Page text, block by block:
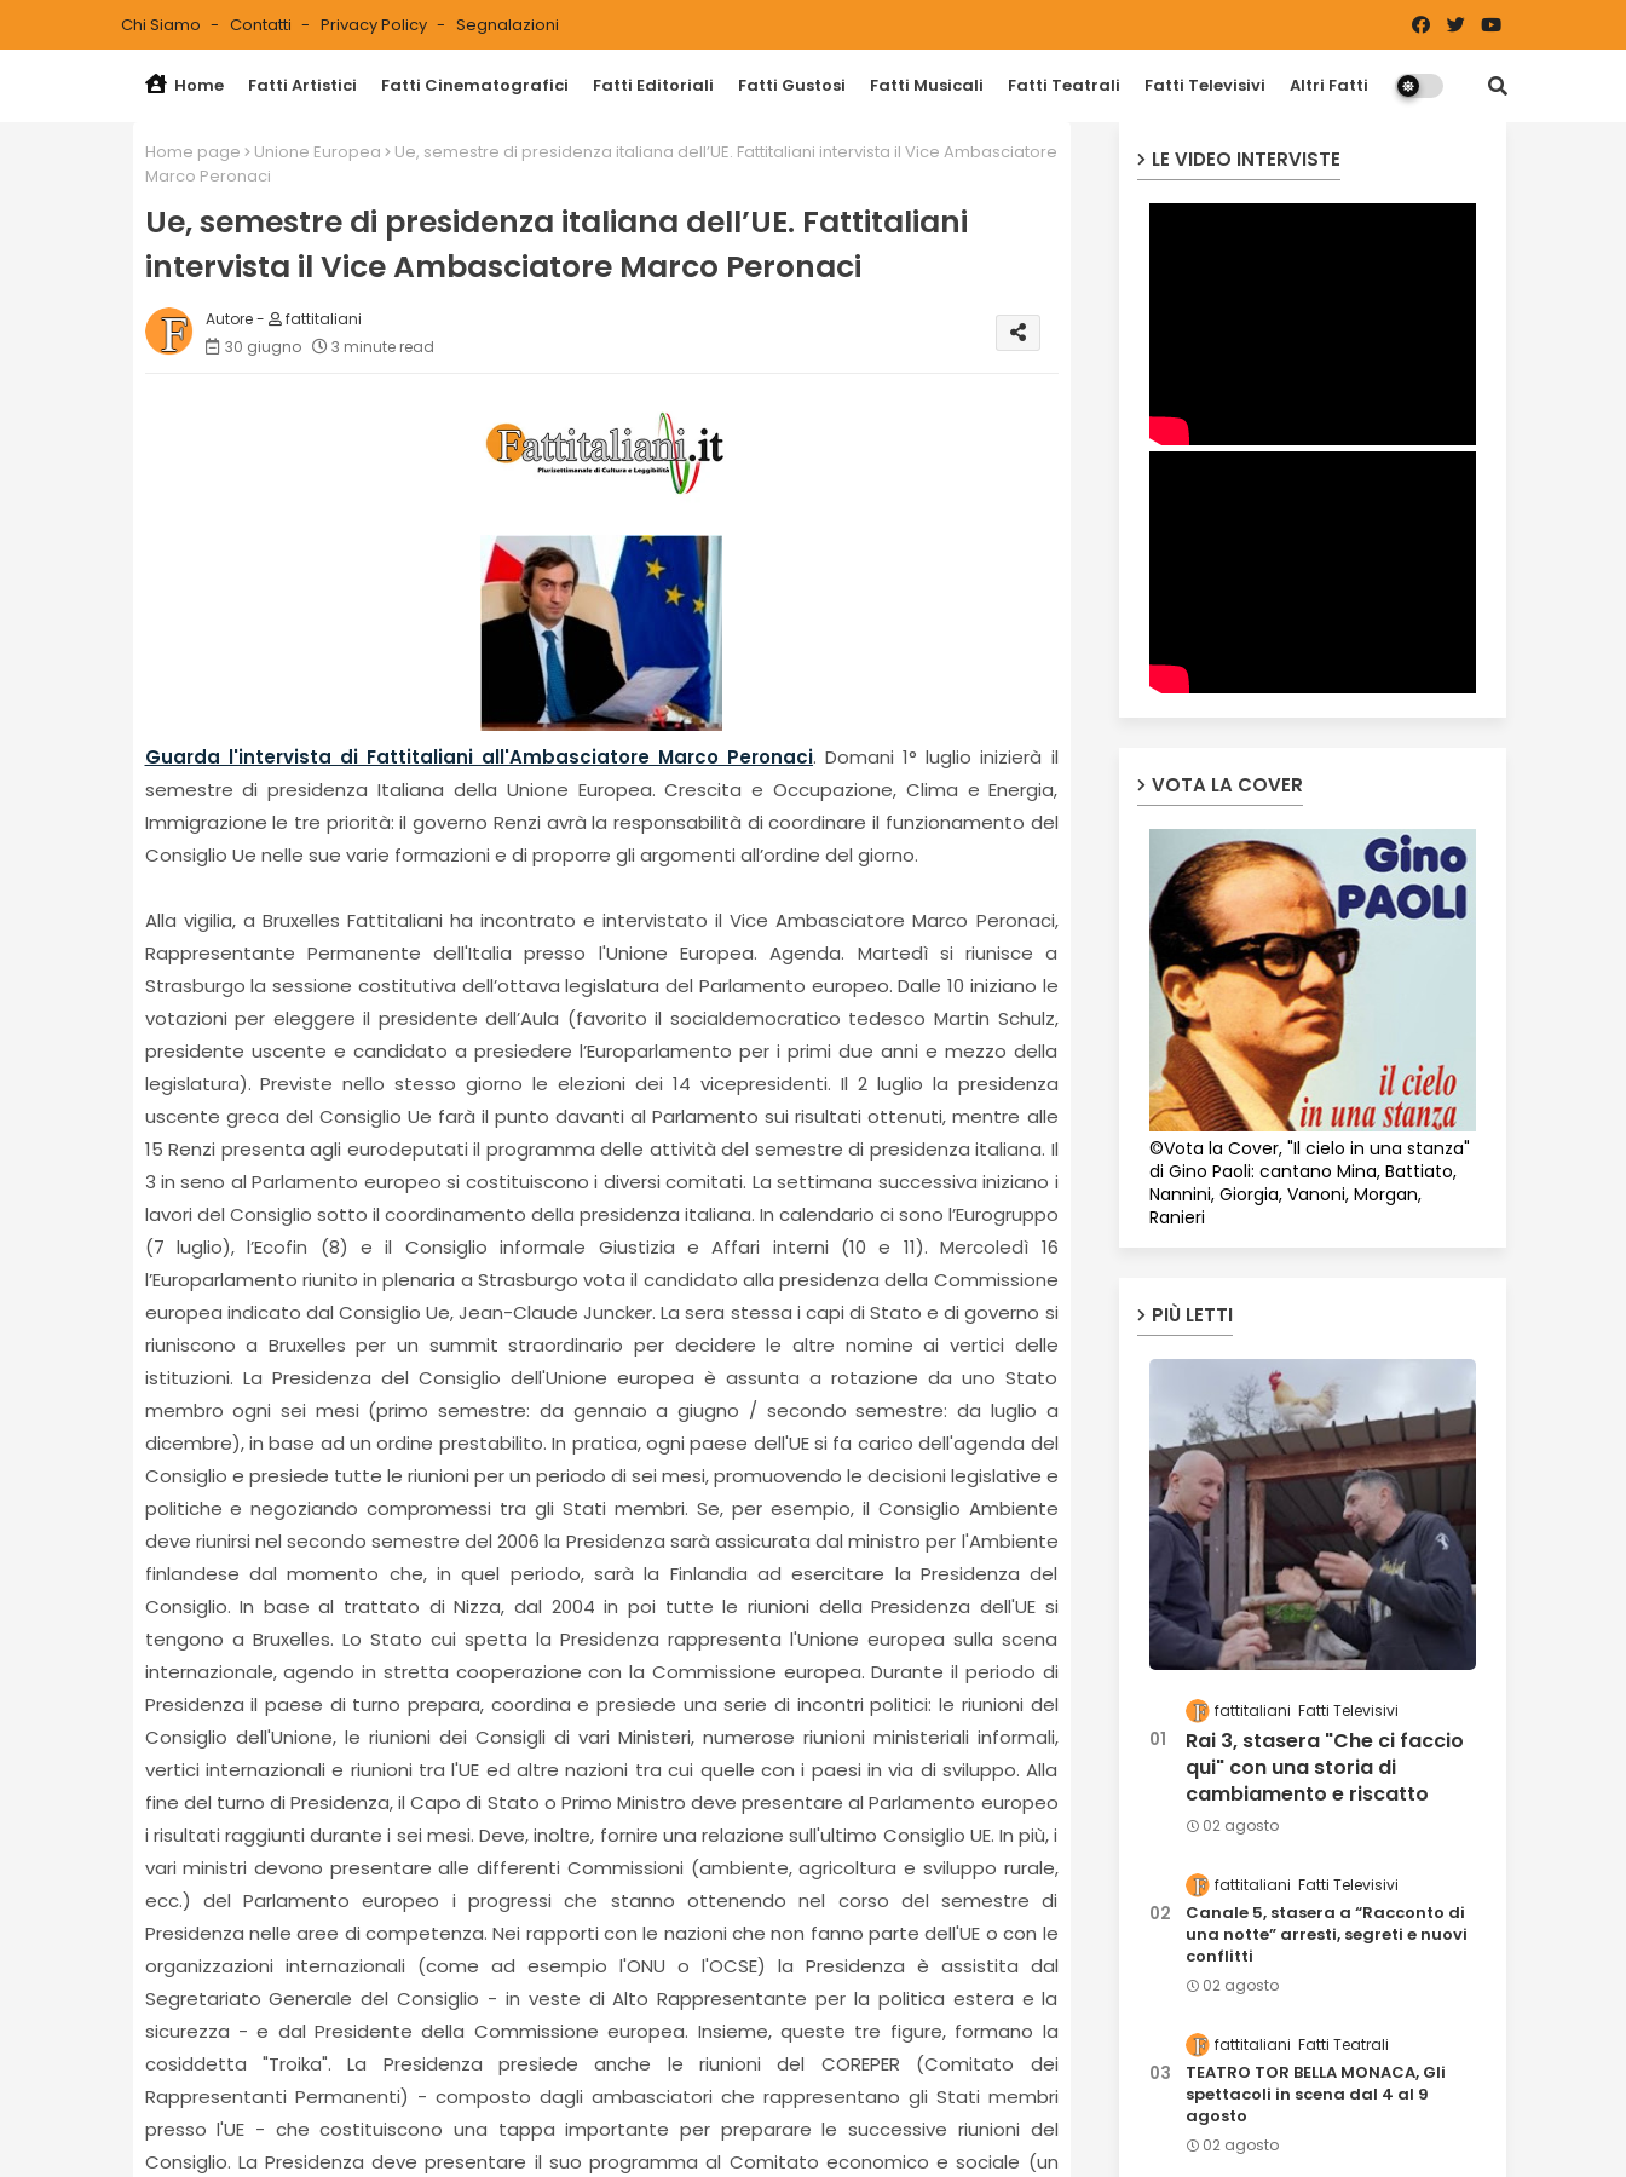
Chi Siamo Contatti Privacy Policy Segnalazioni
Home Fatti Artistici Fatti Cinematografici Fatti Editoriali Fatti Gustosi Fatti Musicali Fatti Teatrali Fatti Televisivi Altri Fatti
Home page Unione Europea
Ue, semestre di presidenza italiana dell’UE. Fattitaliani intervista il Vice Ambasciatore
Marco Peronaci
Ue, semestre di presidenza italiana dell’UE. Fattitaliani
intervista il Vice Ambasciatore Marco Peronaci
fattitaliani
30 giugno
3 minute read
Guarda l'intervista di Fattitaliani all'Ambasciatore Marco Peronaci. Domani 1° luglio inizierà il
semestre di presidenza Italiana della Unione Europea. Crescita e Occupazione, Clima e Energia,
Immigrazione le tre priorità: il governo Renzi avrà la responsabilità di coordinare il funzionamento del
Consiglio Ue nelle sue varie formazioni e di proporre gli argomenti all’ordine del giorno.
Alla vigilia, a Bruxelles Fattitaliani ha incontrato e intervistato il Vice Ambasciatore Marco Peronaci,
Rappresentante Permanente dell'Italia presso l'Unione Europea. Agenda. Martedì si riunisce a
Strasburgo la sessione costitutiva dell’ottava legislatura del Parlamento europeo. Dalle 10 iniziano le
votazioni per eleggere il presidente dell’Aula (favorito il socialdemocratico tedesco Martin Schulz,
presidente uscente e candidato a presiedere l’Europarlamento per i primi due anni e mezzo della
legislatura). Previste nello stesso giorno le elezioni dei 14 vicepresidenti. Il 2 luglio la presidenza
uscente greca del Consiglio Ue farà il punto davanti al Parlamento sui risultati ottenuti, mentre alle
15 Renzi presenta agli eurodeputati il programma delle attività del semestre di presidenza italiana. Il
3 in seno al Parlamento europeo si costituiscono i diversi comitati. La settimana successiva iniziano i
lavori del Consiglio sotto il coordinamento della presidenza italiana. In calendario ci sono l’Eurogruppo
(7 luglio), l’Ecofin (8) e il Consiglio informale Giustizia e Affari interni (10 e 11). Mercoledì 16
l’Europarlamento riunito in plenaria a Strasburgo vota il candidato alla presidenza della Commissione
europea indicato dal Consiglio Ue, Jean-Claude Juncker. La sera stessa i capi di Stato e di governo si
riuniscono a Bruxelles per un summit straordinario per decidere le altre nomine ai vertici delle
istituzioni. La Presidenza del Consiglio dell'Unione europea è assunta a rotazione da uno Stato
membro ogni sei mesi (primo semestre: da gennaio a giugno / secondo semestre: da luglio a
dicembre), in base ad un ordine prestabilito. In pratica, ogni paese dell'UE si fa carico dell'agenda del
Consiglio e presiede tutte le riunioni per un periodo di sei mesi, promuovendo le decisioni legislative e
politiche e negoziando compromessi tra gli Stati membri. Se, per esempio, il Consiglio Ambiente
deve riunirsi nel secondo semestre del 2006 la Presidenza sarà assicurata dal ministro per l'Ambiente
finlandese dal momento che, in quel periodo, sarà la Finlandia ad esercitare la Presidenza del
Consiglio. In base al trattato di Nizza, dal 2004 in poi tutte le riunioni della Presidenza dell'UE si
tengono a Bruxelles. Lo Stato cui spetta la Presidenza rappresenta l'Unione europea sulla scena
internazionale, agendo in stretta cooperazione con la Commissione europea. Durante il periodo di
Presidenza il paese di turno prepara, coordina e presiede una serie di incontri politici: le riunioni del
Consiglio dell'Unione, le riunioni dei Consigli di vari Ministeri, numerose riunioni ministeriali informali,
vertici internazionali e riunioni tra l'UE ed altre nazioni tra cui quelle con i paesi in via di sviluppo. Alla
fine del turno di Presidenza, il Capo di Stato o Primo Ministro deve presentare al Parlamento europeo
i risultati raggiunti durante i sei mesi. Deve, inoltre, fornire una relazione sull'ultimo Consiglio UE. In più, i
vari ministri devono presentare alle differenti Commissioni (ambiente, agricoltura e sviluppo rurale,
ecc.) del Parlamento europeo i progressi che stanno ottenendo nel corso del semestre di
Presidenza nelle aree di competenza. Nei rapporti con le nazioni che non fanno parte dell'UE o con le
organizzazioni internazionali (come ad esempio l'ONU o l'OCSE) la Presidenza è assistita dal
Segretariato Generale del Consiglio - in veste di Alto Rappresentante per la politica estera e la
sicurezza - e dal Presidente della Commissione europea. Insieme, queste tre figure, formano la
cosiddetta "Troika". La Presidenza presiede anche le riunioni del COREPER (Comitato dei
Rappresentanti Permanenti) - composto dagli ambasciatori che rappresentano gli Stati membri
presso l'UE - che costituiscono una tappa importante per preparare le successive riunioni del
Consiglio. La Presidenza deve presentare il suo programma al Comitato economico e sociale (un
LE VIDEO INTERVISTE
VOTA LA COVER
©Vota la Cover, "Il cielo in una stanza"
di Gino Paoli: cantano Mina, Battiato,
Nannini, Giorgia, Vanoni, Morgan,
Ranieri
PIÙ LETTI
fattitaliani Fatti Televisivi
Rai 3, stasera "Che ci faccio
qui" con una storia di
cambiamento e riscatto
02 agosto
fattitaliani Fatti Televisivi
Canale 5, stasera a “Racconto di
una notte” arresti, segreti e nuovi
conflitti
02 agosto
fattitaliani Fatti Teatrali
TEATRO TOR BELLA MONACA, Gli
spettacoli in scena dal 4 al 9
agosto
02 agosto